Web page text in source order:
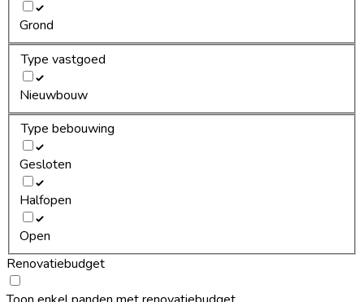
Grond
Type vastgoed
Nieuwbouw
Type bebouwing
Gesloten
Halfopen
Open
Renovatiebudget